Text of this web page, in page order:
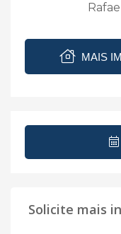
MAIS
Solicite mais